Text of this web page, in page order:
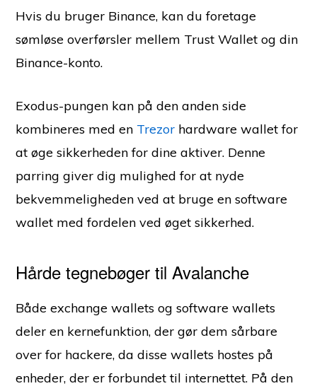
Hvis du bruger Binance, kan du foretage
sømløse overførsler mellem Trust Wallet og din
Binance-konto.
Exodus-pungen kan på den anden side
kombineres med en Trezor hardware wallet for
at øge sikkerheden for dine aktiver. Denne
parring giver dig mulighed for at nyde
bekvemmeligheden ved at bruge en software
wallet med fordelen ved øget sikkerhed.
Hårde tegnebøger til Avalanche
Både exchange wallets og software wallets
deler en kernefunktion, der gør dem sårbare
over for hackere, da disse wallets hostes på
enheder, der er forbundet til internettet. På den